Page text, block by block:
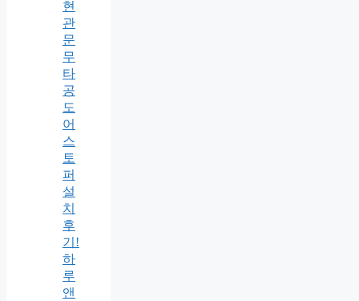
현
관
문
무
타
공
도
어
스
토
퍼
설
치
후
기!
하
루
앤